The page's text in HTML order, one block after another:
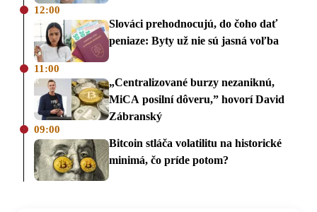
12:00
Slováci prehodnocujú, do čoho dať
peniaze: Byty už nie sú jasná voľba
11:00
„Centralizované burzy nezaniknú,
MiCA posilní dôveru,” hovorí David
Zábranský
09:00
Bitcoin stláča volatilitu na historické
minimá, čo príde potom?